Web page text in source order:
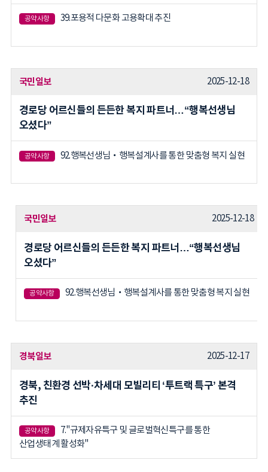
공약사항 39.포용적 다문화 고용확대 추진
국민일보 2025-12-18
경로당 어르신들의 든든한 복지 파트너…“행복선생님
오셨다”
공약사항 92.행복선생님‧행복설계사를 통한 맞춤형 복지 실현
국민일보 2025-12-18
경로당 어르신들의 든든한 복지 파트너…“행복선생님
오셨다”
공약사항 92.행복선생님‧행복설계사를 통한 맞춤형 복지 실현
경북일보 2025-12-17
경북, 친환경 선박·차세대 모빌리티 ‘투트랙 특구’ 본격
추진
공약사항
7."규제자유특구 및 글로벌혁신특구를 통한
산업생태계 활성화"